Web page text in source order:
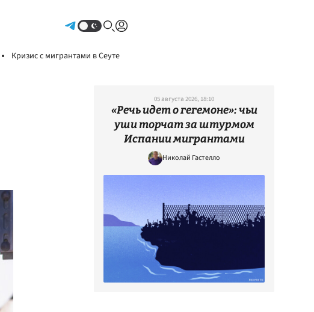
Кризис с мигрантами в Сеуте
05 августа 2026, 18:10
«Речь идет о гегемоне»: чьи
уши торчат за штурмом
Испании мигрантами
Николай Гастелло